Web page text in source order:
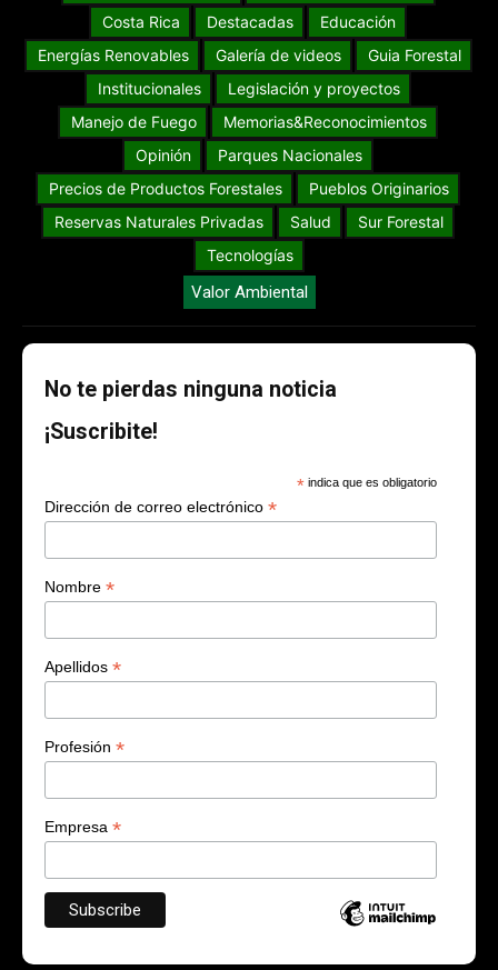
Costa Rica
Destacadas
Educación
Energías Renovables
Galería de videos
Guia Forestal
Institucionales
Legislación y proyectos
Manejo de Fuego
Memorias&Reconocimientos
Opinión
Parques Nacionales
Precios de Productos Forestales
Pueblos Originarios
Reservas Naturales Privadas
Salud
Sur Forestal
Tecnologías
Valor Ambiental
No te pierdas ninguna noticia
¡Suscribite!
* indica que es obligatorio
Dirección de correo electrónico *
Nombre *
Apellidos *
Profesión *
Empresa *